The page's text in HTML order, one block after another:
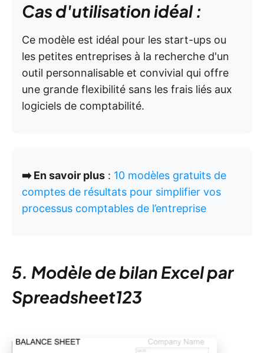
Cas d'utilisation idéal :
Ce modèle est idéal pour les start-ups ou
les petites entreprises à la recherche d'un
outil personnalisable et convivial qui offre
une grande flexibilité sans les frais liés aux
logiciels de comptabilité.
➡️ En savoir plus : 10 modèles gratuits de
comptes de résultats pour simplifier vos
processus comptables de l’entreprise
5. Modèle de bilan Excel par
Spreadsheet123